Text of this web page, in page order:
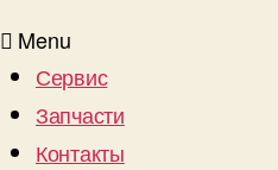
Menu
Сервис
Запчасти
Контакты